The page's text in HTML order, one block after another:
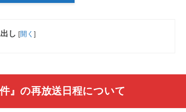
し [開く ]
』の再放送日程について